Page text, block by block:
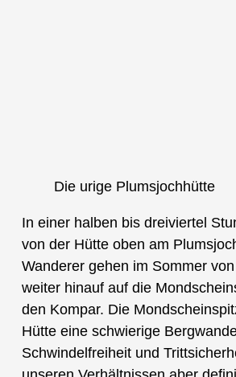
Die urige Plumsjochhütte
In einer halben bis dreiviertel
von der Hütte oben am
Wanderer gehen im Sommer
weiter hinauf auf die
den Kompar. Die
Hütte eine schwierige
Schwindelfreiheit und